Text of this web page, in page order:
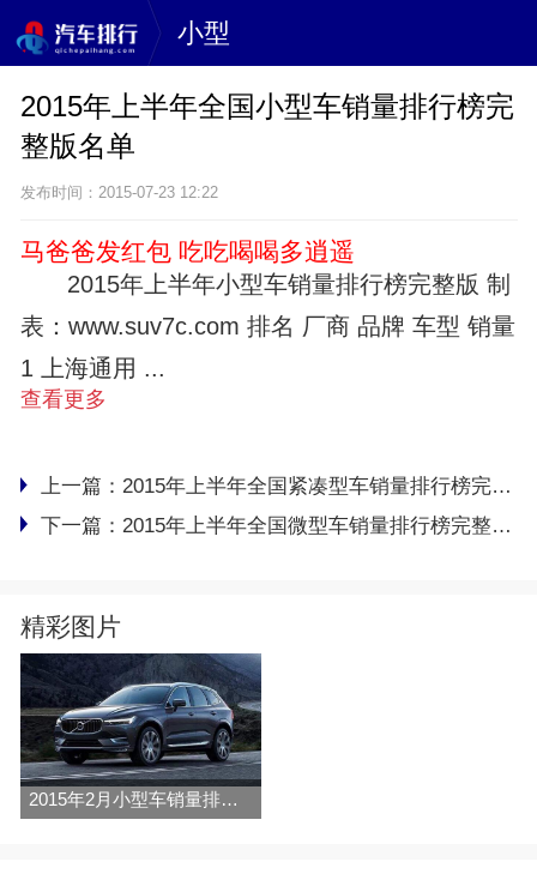
小型
2015年上半年全国小型车销量排行榜完
整版名单
发布时间：2015-07-23 12:22
马爸爸发红包 吃吃喝喝多逍遥
2015年上半年小型车销量排行榜完整版 制
表：www.suv7c.com 排名 厂商 品牌 车型 销量
1 上海通用 ...
查看更多
上一篇： 2015年上半年全国紧凑型车销量排行榜完整版名单
下一篇： 2015年上半年全国微型车销量排行榜完整版名单
精彩图片
2015年2月小型车销量排行榜